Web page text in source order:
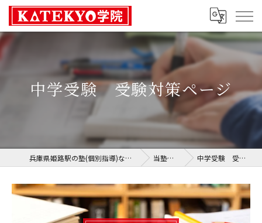
中学受験 受験対策ページ
兵庫県姫路駅の塾(個別指導)ならKATEKYO学院 姫路校 当塾のコース 中学受験 受験対策ページ